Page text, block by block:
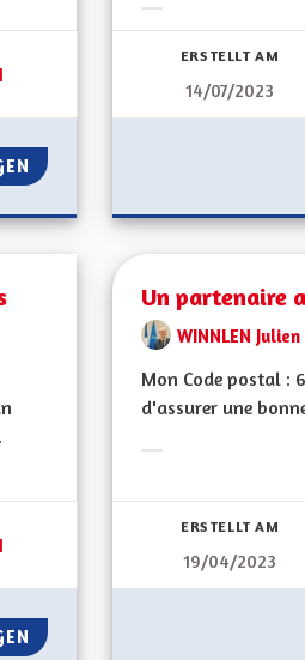
DE DEUX MANDATS
UN MAXIMUM DE DEUX
ERSTELLT AM
14/07/2023
DRAPEAU POUR L'ALSACE, LES
UN NOUVEAU DRAPEAU POUR
Un partenaire
WINNLEN Julien
Mon Code postal :
d'assurer une
ERSTELLT AM
19/04/2023